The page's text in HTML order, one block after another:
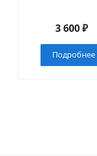
3 600₽
Подробнее